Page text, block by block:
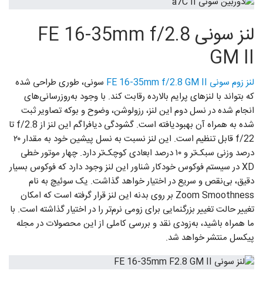
لنز سونی FE 16-35mm f/2.8
GM II
لنز زوم سونی FE 16-35mm f/2.8 GM II
سونی، طوری طراحی شده
که بتواند با لنزهای پرایم بالارده رقابت کند. با وجود به‌روزرسانی‌های
انجام شده در نسل دوم این لنز، رزولوشن، وضوح و بوکه تصاویر ثبت
شده به همراه آن بهبودیافته است. گشودگی دیافراگم این لنز از f/2.8 تا
f/22 قابل تنظیم است. این لنز نسبت به نسل پیشین خود به مقدار ۲۰
درصد وزنی سبک‌تر و ۱۰ درصد ابعادی کوچک‌تر دارد. چهار موتور خطی
XD در سیستم فوکوس خودکار شناور این لنز وجود دارد که فوکوس بسیار
دقیق، بی‌نقص و سریع در اختیار خواهد گذاشت. یک سوئیچ به نام
Zoom Smoothness بر روی بدنه این لنز قرار گرفته است که امکان
تغییر حالت تغییر بزرگنمایی برای زومی نرم‌تر را در اختیار گذاشته است. با
ما همراه باشید، به‌زودی نقد و بررسی کاملی از این محصولات در مجله
پیکسل منتشر خواهد شد.